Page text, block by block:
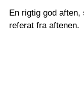
En rigtig god
referat fra aftenen.